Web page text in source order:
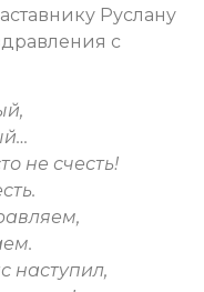
Руслану
с
не счесть!
наступил,